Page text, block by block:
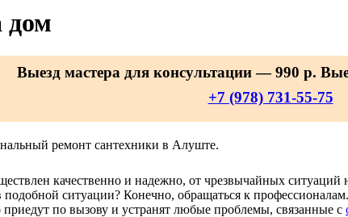
дом
Выезд мастера для консультации — 990 р.
+7 (978) 731-55-75
ремонт сантехники в Алуште.
качественно и надежно, от чрезвычайных
подобной ситуации? Конечно, обращаться к
по вызову и устранят любые проблемы, связанные с